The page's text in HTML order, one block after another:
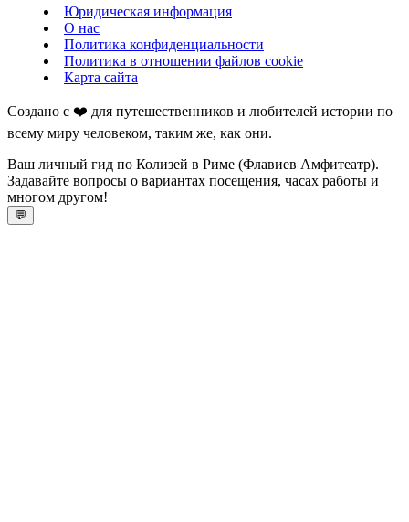
Юридическая информация
О нас
Политика конфиденциальности
Политика в отношении файлов cookie
Карта сайта
Создано с ❤️ для путешественников и любителей истории по
всему миру человеком, таким же, как они.
Ваш личный гид по Колизей в Риме (Флавиев Амфитеатр).
Задавайте вопросы о вариантах посещения, часах работы и
многом другом!
💬